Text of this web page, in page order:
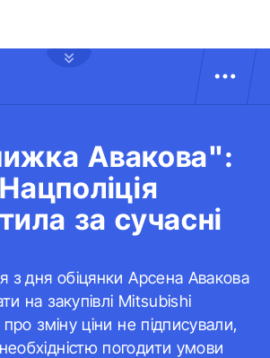
Авакова":
за сучасні
з дня обіцянки Арсена Авакова
на закупівлі Mitsubishi
зміну ціни не підписували,
погодити умови